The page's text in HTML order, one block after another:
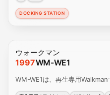
DOCKING STATION
ウォークマン
1997WM-WE1
WM-WE1は、再生専用Walkman